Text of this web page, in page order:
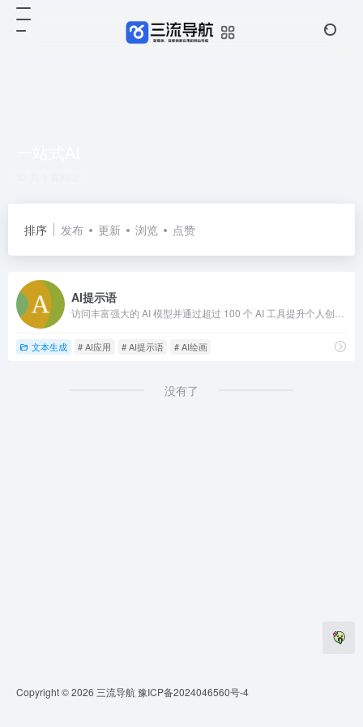
排序 发布 更新 浏览 点赞
AI提示语
文本生成 # AI应用 # AI提示语 # AI绘画
没有了
Copyright © 2026 三流导航豫ICP备2024046560号-4